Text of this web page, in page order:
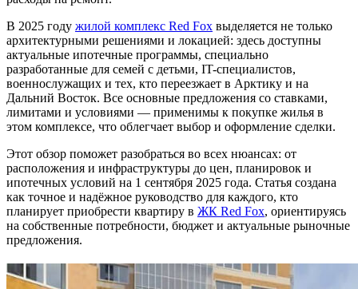
В 2025 году жилой комплекс Red Fox выделяется не только
архитектурными решениями и локацией: здесь доступны
актуальные ипотечные программы, специально
разработанные для семей с детьми, IT-специалистов,
военнослужащих и тех, кто переезжает в Арктику и на
Дальний Восток. Все основные предложения со ставками,
лимитами и условиями — применимы к покупке жилья в
этом комплексе, что облегчает выбор и оформление сделки.
Этот обзор поможет разобраться во всех нюансах: от
расположения и инфраструктуры до цен, планировок и
ипотечных условий на 1 сентября 2025 года. Статья создана
как точное и надёжное руководство для каждого, кто
планирует приобрести квартиру в ЖК Red Fox, ориентируясь
на собственные потребности, бюджет и актуальные рыночные
предложения.